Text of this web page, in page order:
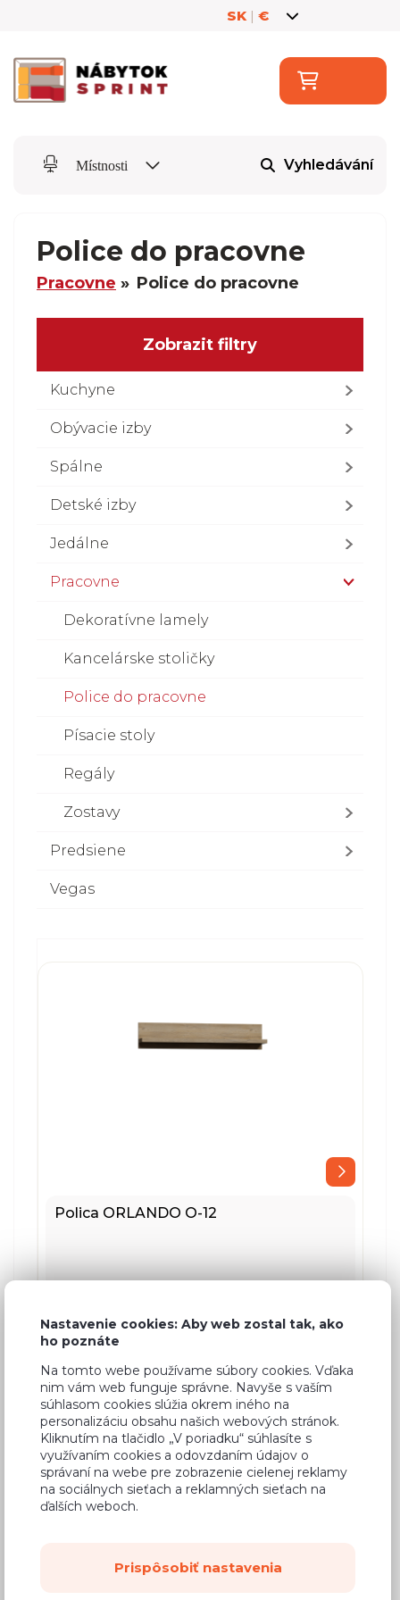
SK | €
Místnosti Vyhledávání
Police do pracovne
Pracovne Police do pracovne
Zobrazit filtry
Kuchyne
Obývacie izby
Spálne
Detské izby
Jedálne
Pracovne
Dekoratívne lamely
Kancelárske stoličky
Police do pracovne
Písacie stoly
Regály
Zostavy
Predsiene
Vegas
Polica ORLANDO O-12
39,76 €
Nastavenie cookies: Aby web zostal tak, ako
ho poznáte
Na tomto webe používame súbory cookies. Vďaka
nim vám web funguje správne. Navyše s vaším
súhlasom cookies slúžia okrem iného na
personalizáciu obsahu našich webových stránok.
Kliknutím na tlačidlo „V poriadku“ súhlasíte s
využívaním cookies a odovzdaním údajov o
správaní na webe pre zobrazenie cielenej reklamy
na sociálnych sieťach a reklamných sieťach na
ďalších weboch.
Prispôsobiť nastavenia